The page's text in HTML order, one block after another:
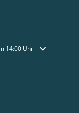
auszublenden
14:00 Uhr